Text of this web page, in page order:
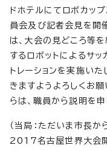
ドホテルにてロボカ
員会及び記者会見を開
は、大会の見どころ等
するロボットによるサ
トレーションを実施い
きますようよろしくお
らは、職員から説明を申
（当局：ただいま市長
2017名古屋世界大会開